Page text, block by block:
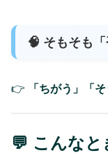
🧠 そもそも
👉 「ちがう」「
💬 こんなと